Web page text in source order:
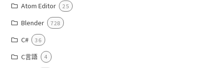
Atom Editor 25
Blender 728
C# 36
C言語 4